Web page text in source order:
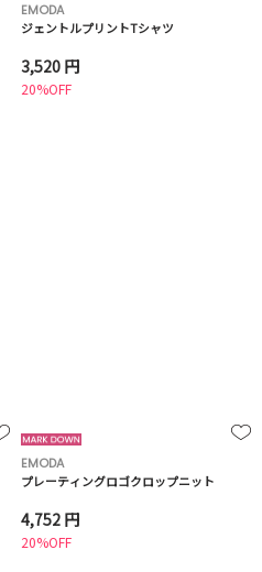
EMODA
ジェントルプリントTシャツ
3,520 円
20%OFF
EMODA
プレーティングロゴクロップニット
4,752 円
20%OFF